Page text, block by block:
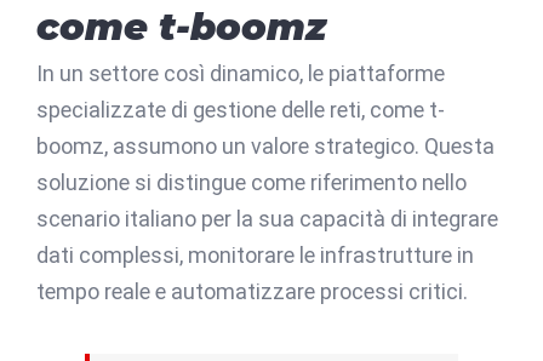
come t-boomz
In un settore così dinamico, le piattaforme
specializzate di gestione delle reti, come t-
boomz, assumono un valore strategico. Questa
soluzione si distingue come riferimento nello
scenario italiano per la sua capacità di integrare
dati complessi, monitorare le infrastrutture in
tempo reale e automatizzare processi critici.